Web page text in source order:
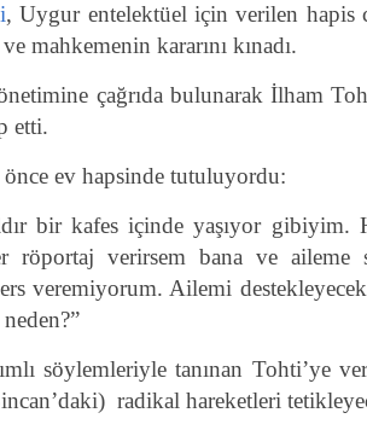
, Uygur entelektüel için verilen hapis
mahkemenin kararını kınadı.
çağrıda bulunarak İlham
etti.
ev hapsinde tutuluyordu:
kafes içinde yaşıyor gibiyim.
röportaj verirsem bana ve aileme
veremiyorum. Ailemi
söylemleriyle tanınan Tohti’ye
radikal hareketleri